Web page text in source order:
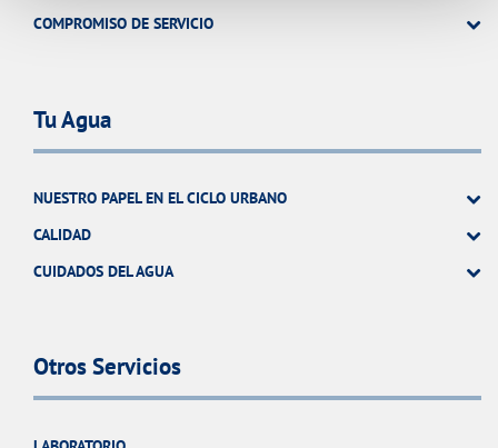
COMPROMISO DE SERVICIO
Tu Agua
NUESTRO PAPEL EN EL CICLO URBANO
CALIDAD
CUIDADOS DEL AGUA
Otros Servicios